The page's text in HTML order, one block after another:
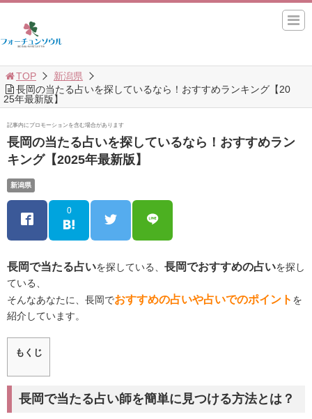
TOP
新潟県
長岡の当たる占いを探しているなら！おすすめランキング【20
25年最新版】
記事内にプロモーションを含む場合があります
長岡の当たる占いを探しているなら！おすすめラン
キング【2025年最新版】
新潟県
0
長岡で当たる占いを探している、 長岡でおすすめの占いを探し
ている、
そんなあなたに、長岡でおすすめの占いや占いでのポイント を
紹介しています。
もくじ
長岡で当たる占い師を簡単に見つける方法とは？